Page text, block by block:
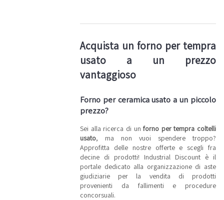
Acquista un forno per tempra
usato a un prezzo
vantaggioso
Forno per ceramica usato a un piccolo
prezzo?
Sei alla ricerca di unforno per tempra coltelli
usato, ma non vuoi spendere troppo?
Approfitta delle nostre offerte e scegli fra
decine di prodotti! Industrial Discount è il
portale dedicato alla organizzazione di aste
giudiziarie per la vendita di prodotti
provenienti da fallimenti e procedure
concorsuali.